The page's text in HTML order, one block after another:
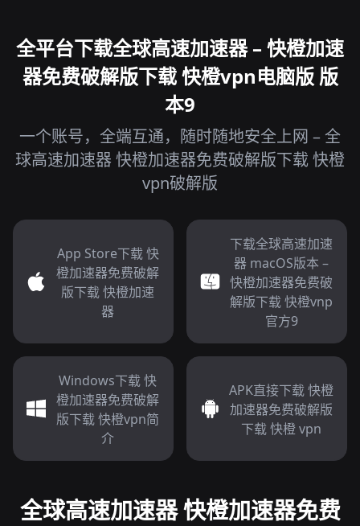
全平台下载全球高速加速器 – 快橙加速
器免费破解版下载 快橙vpn电脑版 版
本9
一个账号，全端互通，随时随地安全上网 – 全
球高速加速器 快橙加速器免费破解版下载 快橙
vpn破解版
App Store下载 快
橙加速器免费破解
版下载 快橙加速
器
下载全球高速加速
器 macOS版本 –
快橙加速器免费破
解版下载 快橙vnp
官方9
Windows下载 快
橙加速器免费破解
版下载 快橙vpn简
介
APK直接下载 快橙
加速器免费破解版
下载 快橙 vpn
全球高速加速器 快橙加速器免费